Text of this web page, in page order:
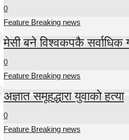
0
Feature Breaking news
मेसी बने विश्वकपकै सर्वाधिक
0
Feature Breaking news
अज्ञात समूहद्धारा युवाको हत्या
0
Feature Breaking news